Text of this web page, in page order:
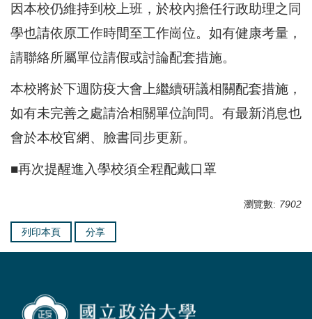
因本校仍維持到校上班，於校內擔任行政助理之同
學也請依原工作時間至工作崗位。如有健康考量，
請聯絡所屬單位請假或討論配套措施。
本校將於下週防疫大會上繼續研議相關配套措施，
如有未完善之處請洽相關單位詢問。有最新消息也
會於本校官網、臉書同步更新。
■再次提醒進入學校須全程配戴口罩
瀏覽數: 7902
列印本頁 分享